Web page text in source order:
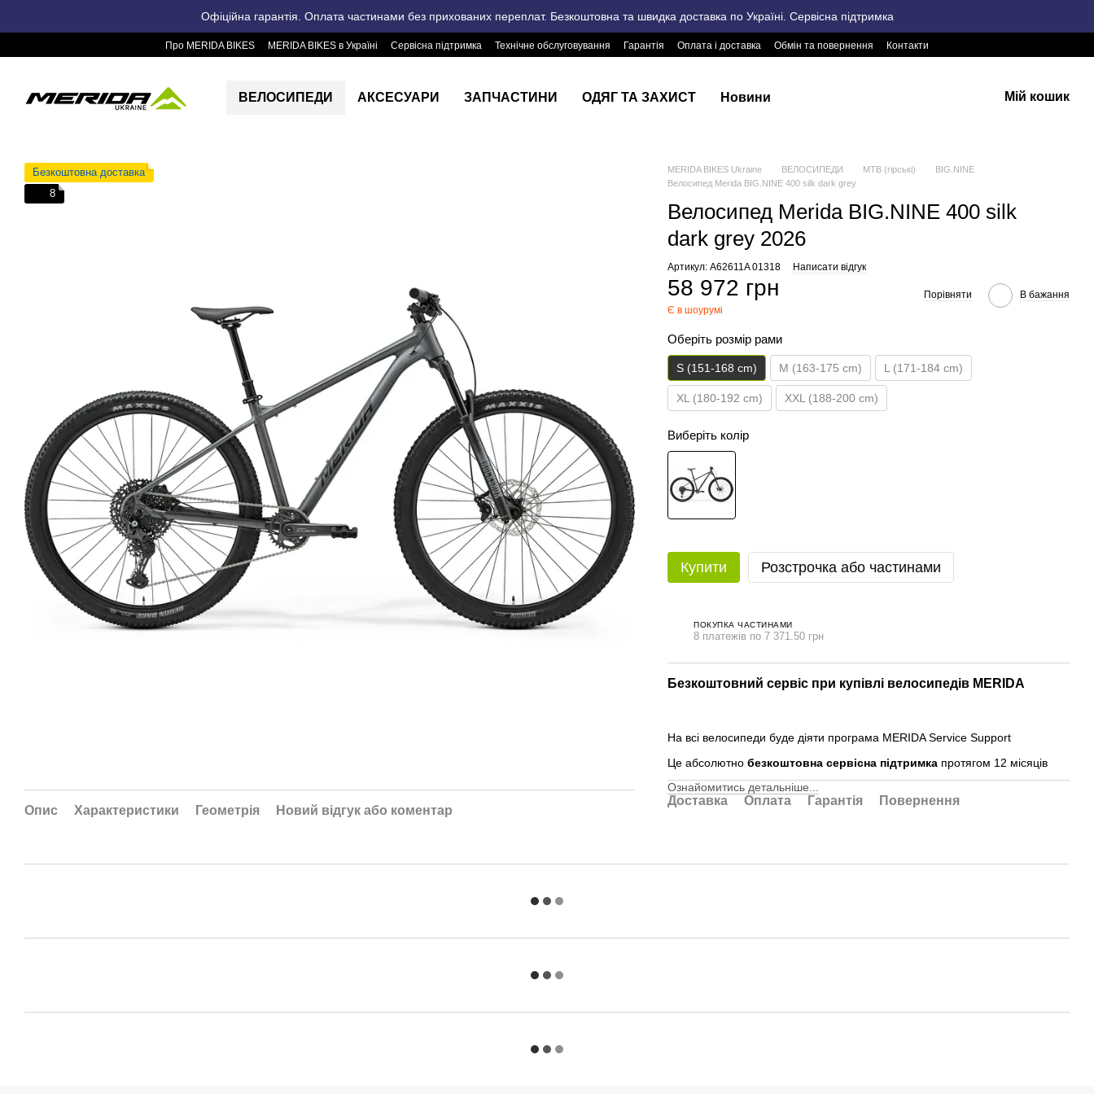
Офіційна гарантія. Оплата частинами без прихованих переплат. Безкоштовна та швидка доставка по Україні. Сервісна підтримка
Про MERIDA BIKES MERIDA BIKES в Україні Сервісна підтримка Технічне обслуговування Гарантія Оплата і доставка Обмін та повернення Контакти
ВЕЛОСИПЕДИ АКСЕСУАРИ ЗАПЧАСТИНИ ОДЯГ ТА ЗАХИСТ Новини Мій кошик
Безкоштовна доставка
8
Опис Характеристики Геометрія Новий відгук або коментар
MERIDA BIKES Ukraine ВЕЛОСИПЕДИ MTB (гірські)
BIG.NINE
Велосипед Merida BIG.NINE 400 silk dark grey
Велосипед Merida BIG.NINE 400 silk
dark grey 2026
Артикул: A62611A 01318 Написати відгук
58 972 грн
Є в шоурумі
Порівняти В бажання
Оберіть розмір рами
S (151-168 cm) M (163-175 cm) L (171-184 cm)
XL (180-192 cm) XXL (188-200 cm)
Виберіть колір
Купити Розстрочка або частинами
ПОКУПКА ЧАСТИНАМИ
8 платежів по 7 371.50 грн
Безкоштовний сервіс при купівлі велосипедів MERIDA
На всі велосипеди буде діяти програма MERIDA Service Support
Це абсолютнобезкоштовна сервісна підтримка протягом 12 місяців
Ознайомитись детальніше...
Доставка Оплата Гарантія Повернення